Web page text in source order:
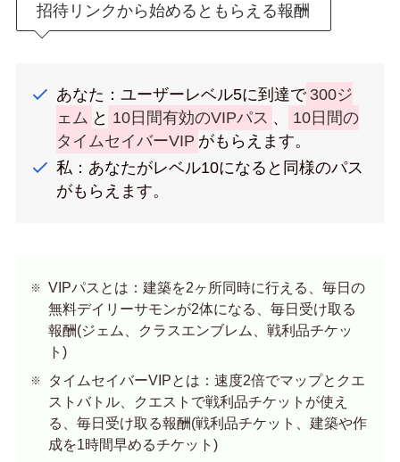
招待リンクから始めるともらえる報酬
あなた：ユーザーレベル5に到達で 300ジ
ェム と 10日間有効のVIPパス 、
10日間の
タイムセイバーVIP がもらえます。
私：あなたがレベル10になると同様のパス
がもらえます。
VIPパスとは：建築を2ヶ所同時に行える、毎日の
無料デイリーサモンが2体になる、毎日受け取る
報酬(ジェム、クラスエンブレム、戦利品チケッ
ト)
タイムセイバーVIPとは：速度2倍でマップとクエ
ストバトル、クエストで戦利品チケットが使え
る、毎日受け取る報酬(戦利品チケット、建築や作
成を1時間早めるチケット)